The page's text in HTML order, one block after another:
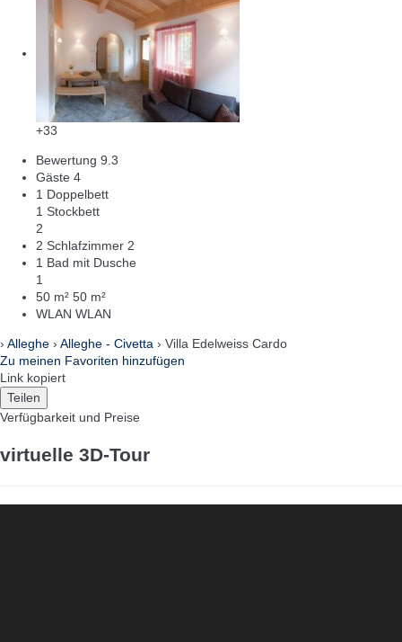
+33
Bewertung 9.3
Gäste 4
1 Doppelbett
1 Stockbett
2
2 Schlafzimmer 2
1 Bad mit Dusche
1
50 m² 50 m²
WLAN WLAN
› Alleghe › Alleghe - Civetta › Villa Edelweiss Cardo
Zu meinen Favoriten hinzufügen
Link kopiert
Teilen
Verfügbarkeit und Preise
virtuelle 3D-Tour